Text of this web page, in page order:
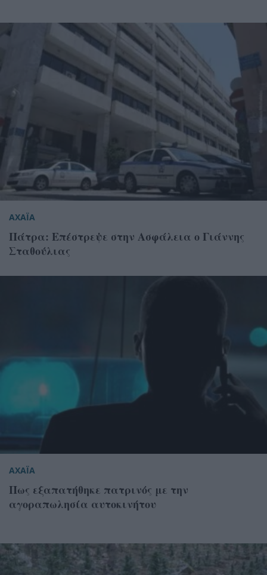
ΑΧΑΪΑ
Πάτρα: Επέστρεψε στην Ασφάλεια ο Γιάννης
Σταθούλιας
ΑΧΑΪΑ
Πως εξαπατήθηκε πατρινός με την
αγοραπωλησία αυτοκινήτου